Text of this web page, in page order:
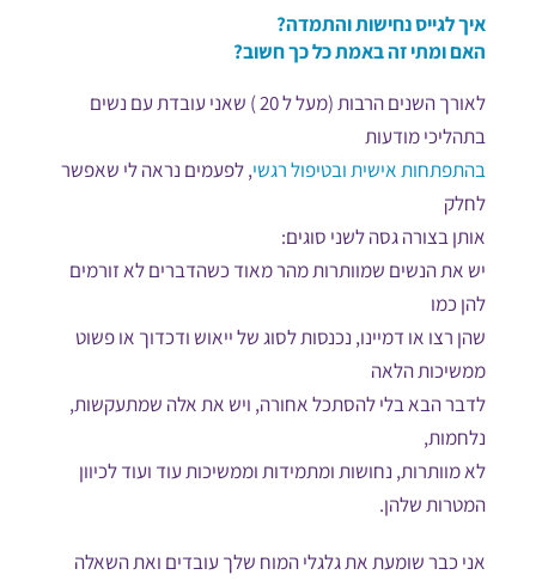
איך לגייס נחישות והתמדה?
האם ומתי זה באמת כל כך חשוב?
לאורך השנים הרבות (מעל ל 20 ) שאני עובדת עם נשים
בתהליכי מודעות
בהתפתחות אישית ובטיפול רגשי, לפעמים נראה לי שאפשר
לחלק
אותן בצורה גסה לשני סוגים:
יש את הנשים שמוותרות מהר מאוד כשהדברים לא זורמים
להן כמו
שהן רצו או דמיינו, נכנסות לסוג של ייאוש ודכדוך או פשוט
ממשיכות הלאה
לדבר הבא בלי להסתכל אחורה, ויש את אלה שמתעקשות,
נלחמות,
לא מוותרות, נחושות ומתמידות וממשיכות עוד ועוד לכיוון
המטרות שלהן.
אני כבר שומעת את גלגלי המוח שלך עובדים ואת השאלה